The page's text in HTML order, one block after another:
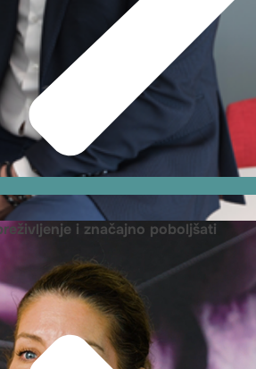
i značajno poboljšati